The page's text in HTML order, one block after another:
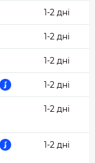
1-2 дні
1-2 дні
1-2 дні
1-2 дні
1-2 дні
1-2 дні